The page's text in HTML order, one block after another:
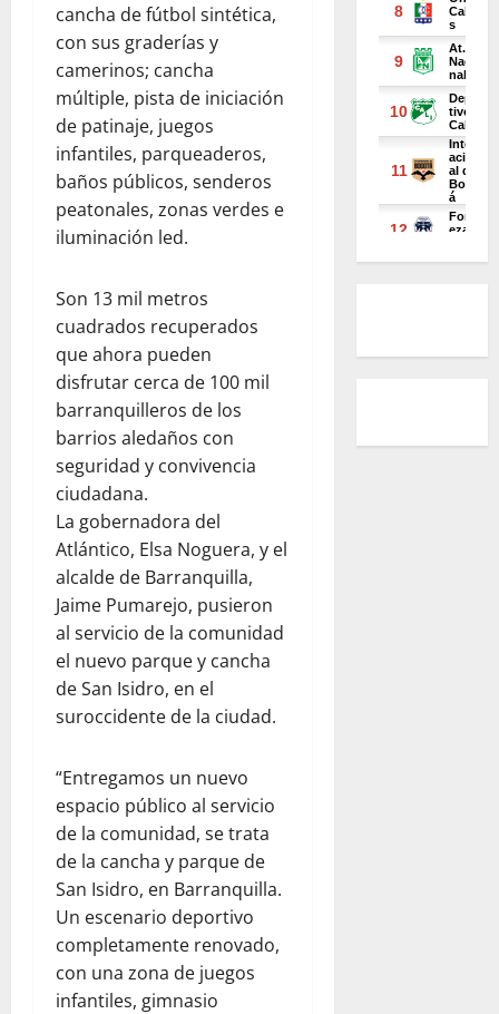
cancha de fútbol sintética,
con sus graderías y
camerinos; cancha
múltiple, pista de iniciación
de patinaje, juegos
infantiles, parqueaderos,
baños públicos, senderos
peatonales, zonas verdes e
iluminación led.
Son 13 mil metros
cuadrados recuperados
que ahora pueden
disfrutar cerca de 100 mil
barranquilleros de los
barrios aledaños con
seguridad y convivencia
ciudadana.
La gobernadora del
Atlántico, Elsa Noguera, y el
alcalde de Barranquilla,
Jaime Pumarejo, pusieron
al servicio de la comunidad
el nuevo parque y cancha
de San Isidro, en el
suroccidente de la ciudad.
“Entregamos un nuevo
espacio público al servicio
de la comunidad, se trata
de la cancha y parque de
San Isidro, en Barranquilla.
Un escenario deportivo
completamente renovado,
con una zona de juegos
infantiles, gimnasio